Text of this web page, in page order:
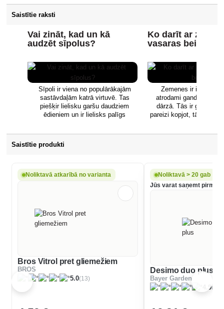
ziemošanas vietas. No šīm
barības meklējumos. Tās labprāt
ēd kāpostu un salātu lapas,
bieži vien ierokas nokritušos
augļos. Dārzos visbiežāk
sastopamās sugas ir lielais
gliemezis (attēlā uz lapas) un
lauku gliemezis.
Saistītie raksti
Vai zināt, kad un kā
audzēt sīpolus?
Sīpoli ir viena no populārākajām
sastāvdaļām katrā virtuvē. Tas
piešķir lielisku garšu daudziem
ēdieniem un ir lielisks palīgs
iepazīties jebkurā brīdī, vienmēr
Ko darīt ar
vasaras beigās?
Zemenes ir iecienīti
atrodami gandrīz katrā
dārzā. Tās ir grūtāk
pareizi kopjot, tās
Saistītie produkti
Noliktavā atkarībā no varianta
Bros Vitrol pret gliemežiem
BROS
5.0(13)
Noliktavā > 20 gab
Jūs varat saņemt
Desimo duo plus
Bayer Garden
4.9(25)